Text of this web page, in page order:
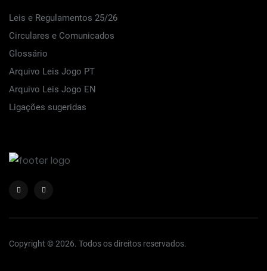
Leis e Regulamentos 25/26
Circulares e Comunicados
Glossário
Arquivo Leis Jogo PT
Arquivo Leis Jogo EN
Ligações sugeridas
Copyright © 2026. Todos os direitos reservados.